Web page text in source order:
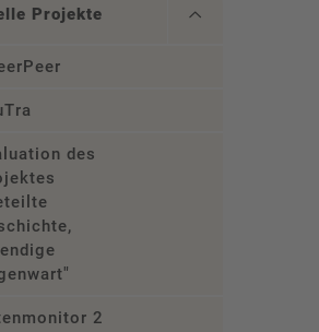
Projekte
des
2